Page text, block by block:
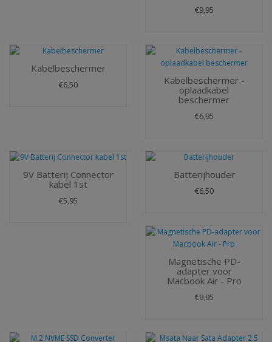
€9,95
Kabelbeschermer
€6,50
Kabelbeschermer -
oplaadkabel
beschermer
€6,95
9V Batterij Connector
kabel 1st
€5,95
Batterijhouder
€6,50
Magnetische PD-
adapter voor
Macbook Air - Pro
€9,95